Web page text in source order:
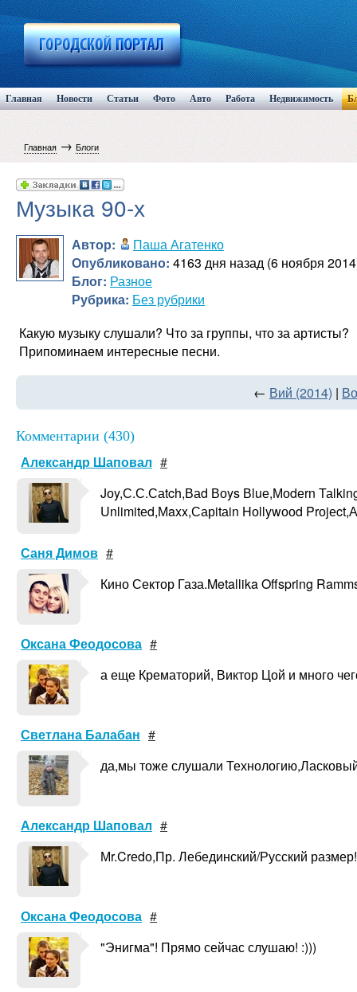
Главная Новости Статьи Фото Авто Работа Недвижимость
Главная→ Блоги
Музыка 90-х
Автор:
Паша Агатенко
Опубликовано: 4163 дня назад (6 ноября
Блог: Разное
Рубрика: Без рубрики
Какую музыку слушали? Что за группы, что за артисты?
Припоминаем интересные песни.
← Вий (2014) |
Комментарии (430)
Александр Шаповал #
Jоy,С.С.Саtch,Ваd Воys Вluе,Моdеrn
Unlimitеd,Мaxx,Сарitаin Hоllywооd
Саня Димов #
Кино Сектор Газа.Metallika Offspring
Оксана Феодосова #
а еще Крематорий, Виктор Цой и много
Светлана Балабан #
да,мы тоже слушали
Александр Шаповал #
Мr.Crеdо,Пр. Лебединский/Русский
Оксана Феодосова #
"Энигма"! Прямо сейчас слушаю! :)))